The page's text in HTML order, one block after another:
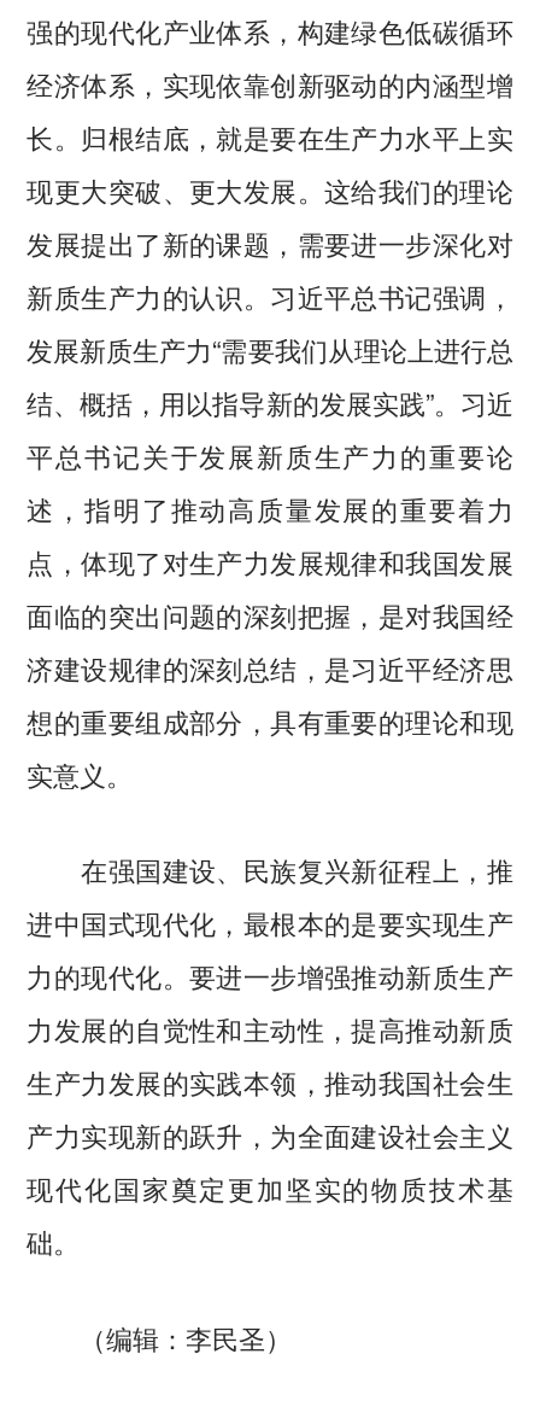
强的现代化产业体系，构建绿色低碳循环
经济体系，实现依靠创新驱动的内涵型增
长。归根结底，就是要在生产力水平上实
现更大突破、更大发展。这给我们的理论
发展提出了新的课题，需要进一步深化对
新质生产力的认识。习近平总书记强调，
发展新质生产力“需要我们从理论上进行总
结、概括，用以指导新的发展实践”。习近
平总书记关于发展新质生产力的重要论
述，指明了推动高质量发展的重要着力
点，体现了对生产力发展规律和我国发展
面临的突出问题的深刻把握，是对我国经
济建设规律的深刻总结，是习近平经济思
想的重要组成部分，具有重要的理论和现
实意义。
在强国建设、民族复兴新征程上，推
进中国式现代化，最根本的是要实现生产
力的现代化。要进一步增强推动新质生产
力发展的自觉性和主动性，提高推动新质
生产力发展的实践本领，推动我国社会生
产力实现新的跃升，为全面建设社会主义
现代化国家奠定更加坚实的物质技术基
础。
（编辑：李民圣）